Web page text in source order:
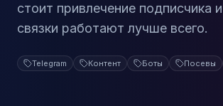
стоит привлечение подписчика
связки работают лучше всего.
Telegram Контент Боты Посевы